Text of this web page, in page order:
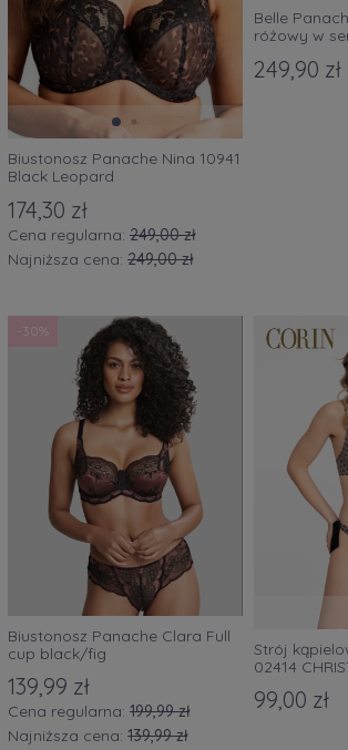
Biustonosz Panache Nina 10941
Black Leopard
174,30 zł
Cena regularna: 249,00 zł
Najniższa cena: 249,00 zł
Belle
różowy w
249,90 zł
Biustonosz Panache Clara Full
cup black/fig
139,99 zł
Cena regularna: 199,99 zł
Najniższa cena: 139,99 zł
-30%
Strój
02414
99,00 zł